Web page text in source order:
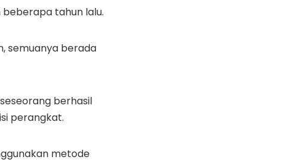
tahun lalu.
semuanya berada
berhasil
perangkat.
metode